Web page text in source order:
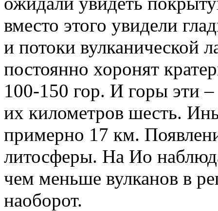
вместо этого увидели
и потоки вулканической
постоянно хоронят
100-150 гор. И горы эти
их километров шесть.
примерно 17 км.
литосферы. На Ио
чем меньше вулканов в
наоборот.